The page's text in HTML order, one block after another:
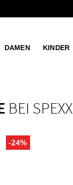
DAMEN KINDER
BEI SPEXX
-24%